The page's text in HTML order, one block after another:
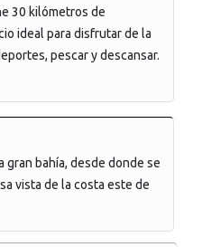
30 kilómetros de
ideal para disfrutar de la
pescar y descansar.
gran bahía, desde donde se
vista de la costa este de